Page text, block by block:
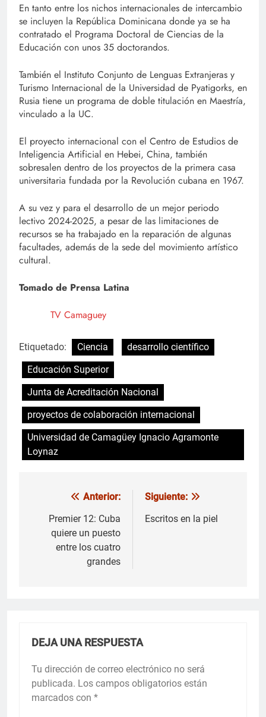
En tanto entre los nichos internacionales de intercambio
se incluyen la República Dominicana donde ya se ha
contratado el Programa Doctoral de Ciencias de la
Educación con unos 35 doctorandos.
También el Instituto Conjunto de Lenguas Extranjeras y
Turismo Internacional de la Universidad de Pyatigorks, en
Rusia tiene un programa de doble titulación en Maestría,
vinculado a la UC.
El proyecto internacional con el Centro de Estudios de
Inteligencia Artificial en Hebei, China, también
sobresalen dentro de los proyectos de la primera casa
universitaria fundada por la Revolución cubana en 1967.
A su vez y para el desarrollo de un mejor periodo
lectivo 2024-2025, a pesar de las limitaciones de
recursos se ha trabajado en la reparación de algunas
facultades, además de la sede del movimiento artístico
cultural.
Tomado de Prensa Latina
TV Camaguey
Etiquetado: Ciencia
desarrollo científico
Educación Superior
Junta de Acreditación Nacional
proyectos de colaboración internacional
Universidad de Camagüey Ignacio Agramonte
Loynaz
Navegación
entradas
Anterior:
Premier 12: Cuba
quiere un puesto
entre los cuatro
grandes
Siguiente:
Escritos en la piel
DEJA UNA RESPUESTA
Tu dirección de correo electrónico no será
publicada. Los campos obligatorios están
marcados con *